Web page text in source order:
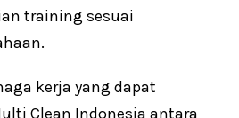
training sesuai
kerja yang dapat
Clean Indonesia antara